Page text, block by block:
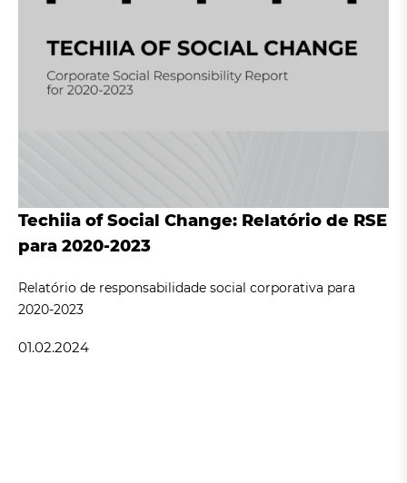
Techiia of Social Change: Relatório de RSE
para 2020-2023
Relatório de responsabilidade social corporativa para
2020-2023
01.02.2024